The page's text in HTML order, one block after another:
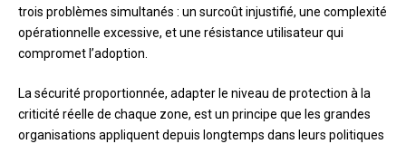
trois problèmes simultanés : un surcoût injustifié, une complexité
opérationnelle excessive, et une résistance utilisateur qui
compromet l’adoption.
La sécurité proportionnée, adapter le niveau de protection à la
criticité réelle de chaque zone, est un principe que les grandes
organisations appliquent depuis longtemps dans leurs politiques